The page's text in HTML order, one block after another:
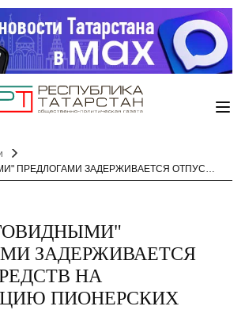
ПОД "БЛАГОВИДНЫМИ" ПРЕДЛОГАМИ ЗАДЕРЖИВАЕТСЯ ОТПУСК СРЕДСТВ НА ОРГАНИЗАЦИЮ ПИОНЕРСКИХ ЛАГЕРЕЙ
ЗАДЕРЖИВАЕТСЯ
НА
ПИОНЕРСКИХ